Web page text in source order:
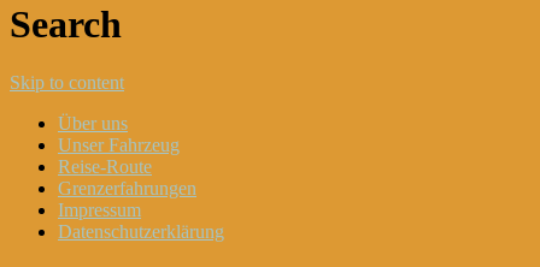
Search
Skip to content
Über uns
Unser Fahrzeug
Reise-Route
Grenzerfahrungen
Impressum
Datenschutzerklärung